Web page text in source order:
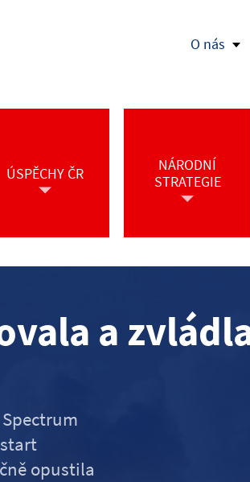
O nás
ÚSPĚCHY ČR
NÁRODNÍ
STRATEGIE
a
opustila